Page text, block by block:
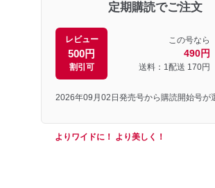
定期購読でご注文
レビュー
500円
割引可
この号なら
490円
送料：1配送 170円
2026年09月02日発売号から購読開始号が
よりワイドに！ より美しく！